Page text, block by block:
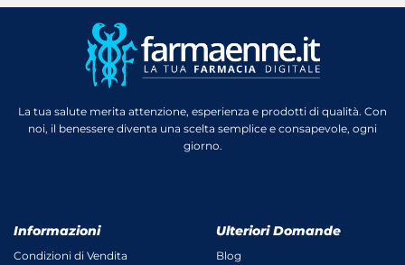
La tua salute merita attenzione, esperienza e prodotti di qualità. Con
noi, il benessere diventa una scelta semplice e consapevole, ogni
giorno.
Informazioni
Condizioni di Vendita
Ulteriori Domande
Blog